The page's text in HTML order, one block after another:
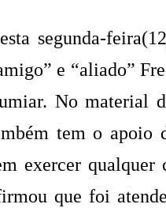
segunda-
e “aliado”
No material
tem o apoio
exercer
que foi